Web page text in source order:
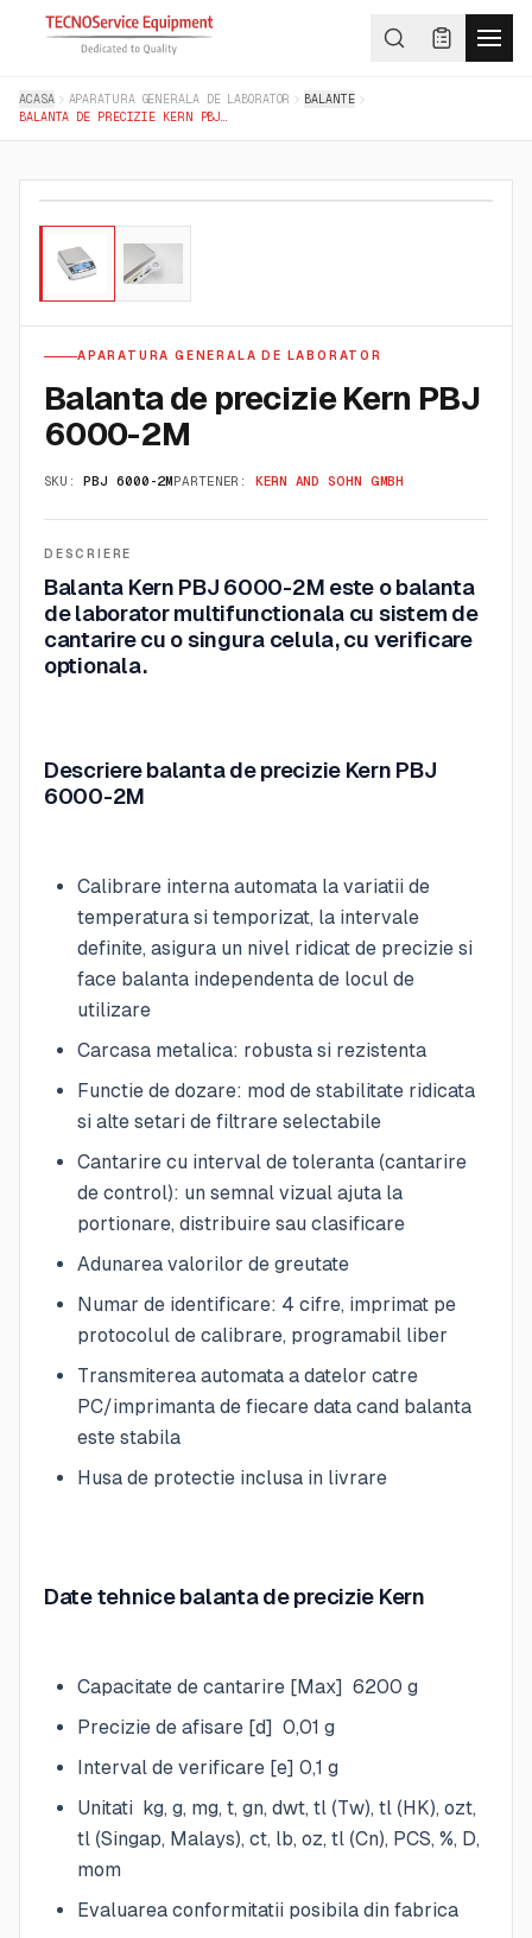
ACASA APARATURA GENERALA DE LABORATOR
BALANTE
APARATURA GENERALA DE LABORATOR
Balanta de precizie Kern PBJ
6000-2M
SKU: PBJ 6000-2MPARTENER: KERN AND SOHN GMBH
DESCRIERE
Balanta Kern PBJ 6000-2M este o balanta
de laborator multifunctionala cu sistem de
cantarire cu o singura celula, cu verificare
optionala.
Descriere balanta de precizie Kern PBJ
6000-2M
Calibrare interna automata la variatii de
temperatura si temporizat, la intervale
definite, asigura un nivel ridicat de precizie si
face balanta independenta de locul de
utilizare
Carcasa metalica: robusta si rezistenta
Functie de dozare: mod de stabilitate ridicata
si alte setari de filtrare selectabile
Cantarire cu interval de toleranta (cantarire
de control): un semnal vizual ajuta la
portionare, distribuire sau clasificare
Adunarea valorilor de greutate
Numar de identificare: 4 cifre, imprimat pe
protocolul de calibrare, programabil liber
Transmiterea automata a datelor catre
PC/imprimanta de fiecare data cand balanta
este stabila
Husa de protectie inclusa in livrare
Date tehnice balanta de precizie Kern
Capacitate de cantarire [Max] 6200 g
Precizie de afisare [d] 0,01 g
Interval de verificare [e] 0,1 g
Unitati kg, g, mg, t, gn, dwt, tl (Tw), tl (HK), ozt,
tl (Singap, Malays), ct, lb, oz, tl (Cn), PCS, %, D,
mom
Evaluarea conformitatii posibila din fabrica